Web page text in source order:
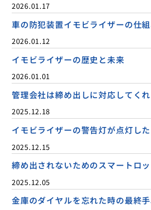
2026.01.17
車の防犯装置イモビライザーの仕
2026.01.12
イモビライザーの歴史と未来
2026.01.01
管理会社は締め出しに対応してくれ
2025.12.18
イモビライザーの警告灯が点灯し
2025.12.15
締め出されないためのスマートロ
2025.12.05
金庫のダイヤルを忘れた時の最終